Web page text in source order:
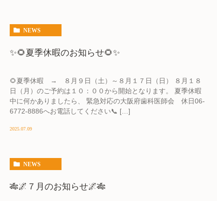
NEWS
✨🌻夏季休暇のお知らせ🌻✨
🌻夏季休暇 → ８月９日（土）～８月１７日（日） ８月１８
日（月）のご予約は１０：００から開始となります。 夏季休暇
中に何かありましたら、 緊急対応の大阪府歯科医師会 休日06-
6772-8886へお電話してください📞 […]
2025.07.09
NEWS
🎋🌌７月のお知らせ🌌🎋